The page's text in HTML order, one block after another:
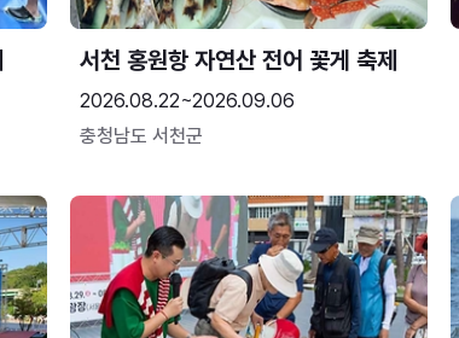
서천 홍원항 자연산 전어 꽃게 축제
2026.08.22~2026.09.06
충청남도 서천군